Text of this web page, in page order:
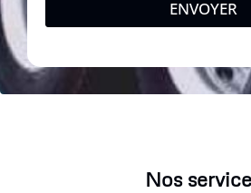
ENVOYER
Nos